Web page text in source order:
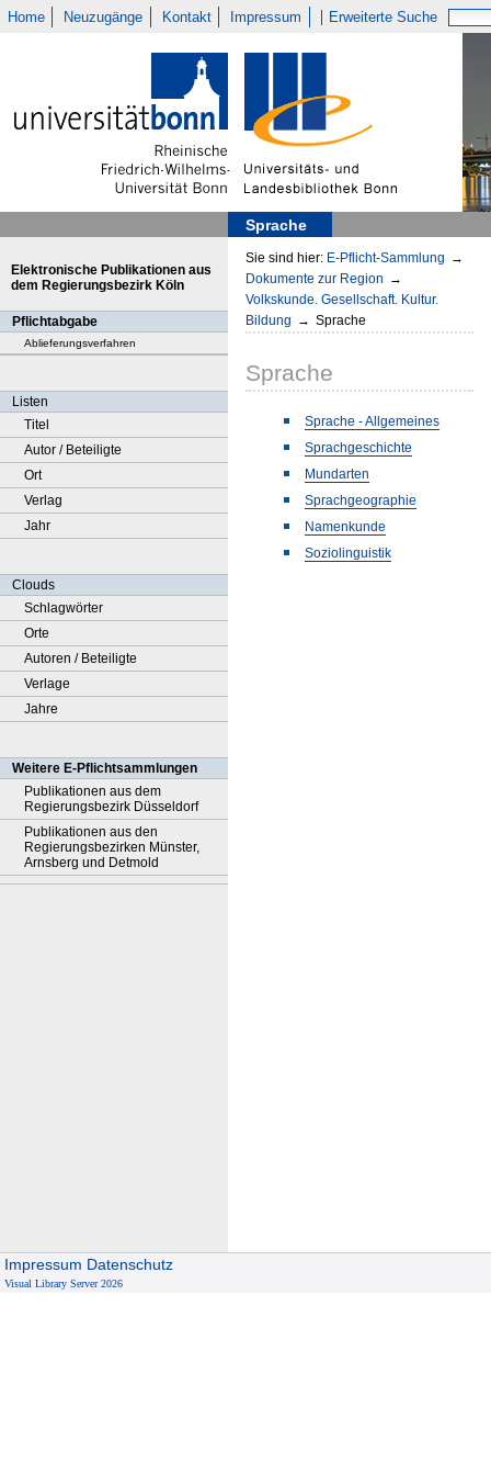
Home Neuzugänge Kontakt Impressum Erweiterte Suche
Sprache
Elektronische Publikationen aus
dem Regierungsbezirk Köln
Pflichtabgabe
Ablieferungsverfahren
Listen
Titel
Autor / Beteiligte
Ort
Verlag
Jahr
Clouds
Schlagwörter
Orte
Autoren / Beteiligte
Verlage
Jahre
Weitere E-Pflichtsammlungen
Publikationen aus dem
Regierungsbezirk Düsseldorf
Publikationen aus den
Regierungsbezirken Münster,
Arnsberg und Detmold
Sie sind hier: E-Pflicht-Sammlung →
Dokumente zur Region →
Volkskunde. Gesellschaft. Kultur.
Bildung → Sprache
Sprache
Sprache - Allgemeines
Sprachgeschichte
Mundarten
Sprachgeographie
Namenkunde
Soziolinguistik
Impressum Datenschutz
Visual Library Server 2026